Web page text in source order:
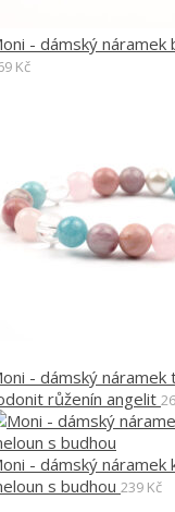
- dámský náramek
Kč
- dámský náramek
růženín angelit
- dámský náramek
s budhou 239 Kč